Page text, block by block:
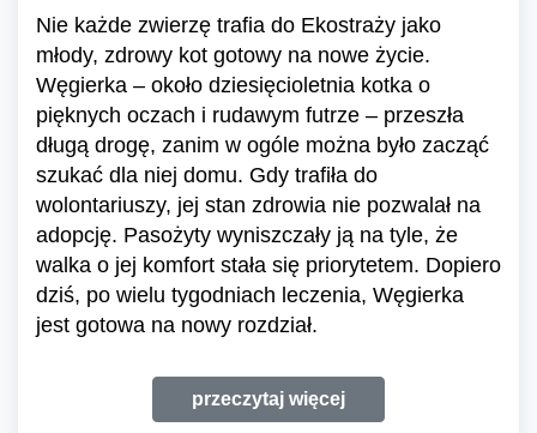
Nie każde zwierzę trafia do Ekostraży jako
młody, zdrowy kot gotowy na nowe życie.
Węgierka – około dziesięcioletnia kotka o
pięknych oczach i rudawym futrze – przeszła
długą drogę, zanim w ogóle można było zacząć
szukać dla niej domu. Gdy trafiła do
wolontariuszy, jej stan zdrowia nie pozwalał na
adopcję. Pasożyty wyniszczały ją na tyle, że
walka o jej komfort stała się priorytetem. Dopiero
dziś, po wielu tygodniach leczenia, Węgierka
jest gotowa na nowy rozdział.
przeczytaj więcej